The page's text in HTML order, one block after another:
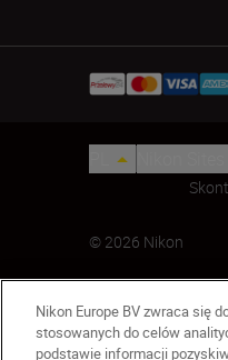
© 2026 Nikon
Nikon Europe BV zwraca się
stosowanych do celów
podstawie informacji